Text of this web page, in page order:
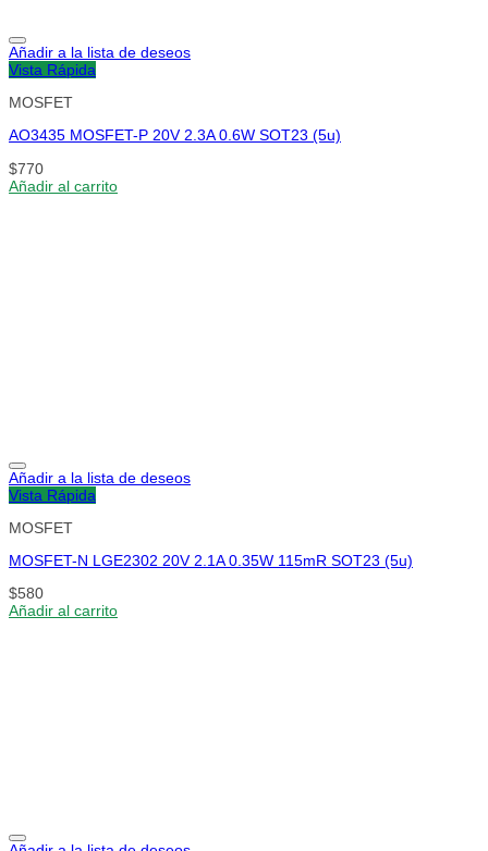
Añadir a la lista de deseos
Vista Rápida
MOSFET
AO3435 MOSFET-P 20V 2.3A 0.6W SOT23 (5u)
$770
Añadir al carrito
Añadir a la lista de deseos
Vista Rápida
MOSFET
MOSFET-N LGE2302 20V 2.1A 0.35W 115mR SOT23 (5u)
$580
Añadir al carrito